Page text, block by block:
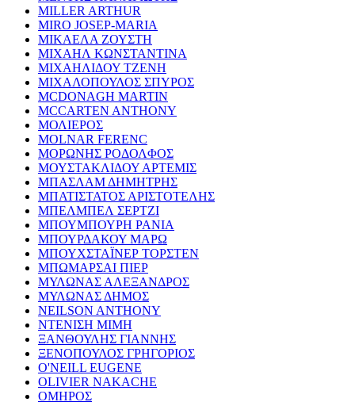
MILLER ARTHUR
MIRO JOSEP-MARIA
ΜΙΚΑΕΛΑ ΖΟΥΣΤΗ
ΜΙΧΑΗΛ ΚΩΝΣΤΑΝΤΙΝΑ
ΜΙΧΑΗΛΙΔΟΥ ΤΖΕΝΗ
ΜΙΧΑΛΟΠΟΥΛΟΣ ΣΠΥΡΟΣ
MCDONAGH MARTIN
MCCARTEN ANTHONY
ΜΟΛΙΕΡΟΣ
MOLNAR FERENC
ΜΟΡΩΝΗΣ ΡΟΔΟΛΦΟΣ
ΜΟΥΣΤΑΚΛΙΔΟΥ ΑΡΤΕΜΙΣ
ΜΠΑΣΛΑΜ ΔΗΜΗΤΡΗΣ
ΜΠΑΤΙΣΤΑΤΟΣ ΑΡΙΣΤΟΤΕΛΗΣ
ΜΠΕΛΜΠΕΛ ΣΕΡΤΖΙ
ΜΠΟΥΜΠΟΥΡΗ ΡΑΝΙΑ
ΜΠΟΥΡΔΑΚΟΥ ΜΑΡΩ
ΜΠΟΥΧΣΤΑΪΝΕΡ ΤΟΡΣΤΕΝ
ΜΠΩΜΑΡΣΑΙ ΠΙΕΡ
ΜΥΛΩΝΑΣ ΑΛΕΞΑΝΔΡΟΣ
ΜΥΛΩΝΑΣ ΔΗΜΟΣ
NEILSON ANTHONY
ΝΤΕΝΙΣΗ ΜΙΜΗ
ΞΑΝΘΟΥΛΗΣ ΓΙΑΝΝΗΣ
ΞΕΝΟΠΟΥΛΟΣ ΓΡΗΓΟΡΙΟΣ
O'NEILL EUGENE
OLIVIER NAKACHE
ΟΜΗΡΟΣ